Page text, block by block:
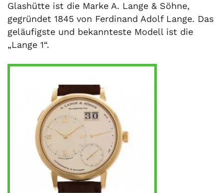
Glashütte ist die Marke A. Lange & Söhne,
gegründet 1845 von Ferdinand Adolf Lange. Das
geläufigste und bekannteste Modell ist die
„Lange 1“.